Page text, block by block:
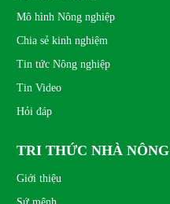
Mô hình Nông nghiệp
Chia sẻ kinh nghiệm
Tin tức Nông nghiệp
Tin Video
Hỏi đáp
TRI THỨC NHÀ NÔNG
Giới thiệu